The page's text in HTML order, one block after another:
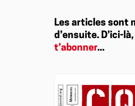
Les articles sont
d’ensuite. D’ici-
t’abonner...